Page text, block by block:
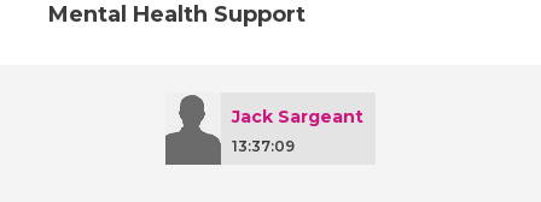
Mental Health Support
Jack Sargeant
13:37:09